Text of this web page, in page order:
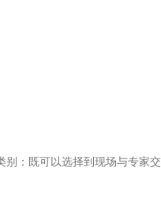
别：既可以选择到现场与专家交